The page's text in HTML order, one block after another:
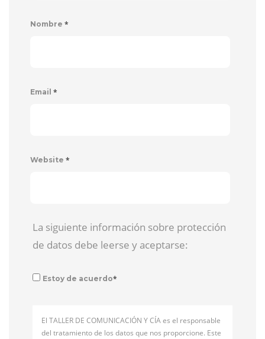
Nombre *
Email *
Website *
La siguiente información sobre protección
de datos debe leerse y aceptarse:
Estoy de acuerdo*
El TALLER DE COMUNICACIÓN Y CÍA es el responsable
del tratamiento de los datos que nos proporcione. Este